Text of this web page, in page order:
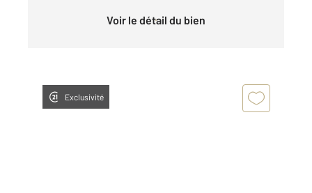
Voir le détail du bien
Exclusivité